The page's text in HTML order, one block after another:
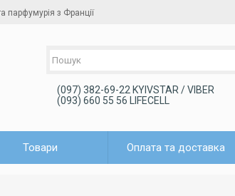
парфумурія з Франції
(097) 382-69-22 KYIVSTAR / VIBER
(093) 660 55 56 LIFECELL
Товари Оплата та доставка